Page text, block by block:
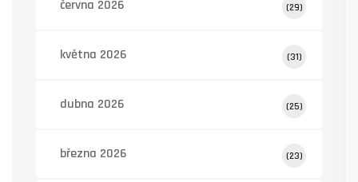
června 2026 (29)
května 2026 (31)
dubna 2026 (25)
března 2026 (23)